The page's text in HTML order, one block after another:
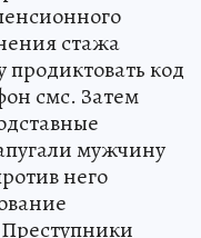
стажа
код
смс. Затем
мужчину
него